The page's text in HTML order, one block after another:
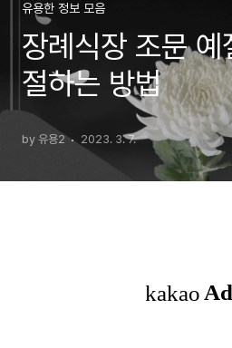
유용한 정보 모음
장례식장 조문
절하는 방법
by 유용2 2023. 3. 7.